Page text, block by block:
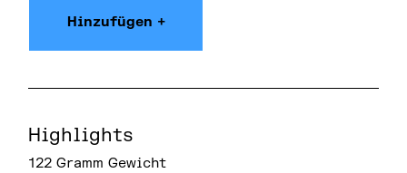
Hinzufügen +
Highlights
122 Gramm Gewicht